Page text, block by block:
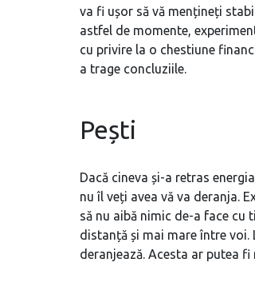
va fi ușor să vă mențineți
astfel de momente,
cu privire la o chestiune
a trage concluziile.
Pești
Dacă cineva și-a retras
nu îl veți avea vă va deranja.
să nu aibă nimic de-a face cu
distanță și mai mare între voi.
deranjează. Acesta ar putea